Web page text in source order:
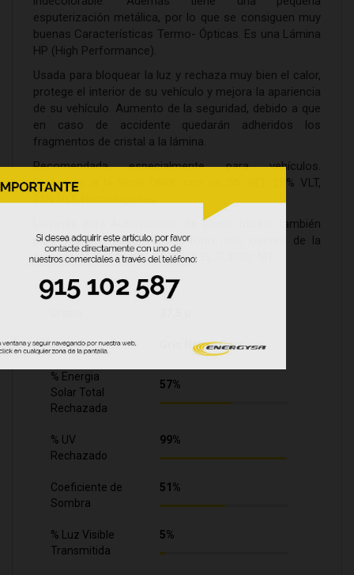
esputerización metálica, por lo que se consiguen muy
buenas Características Termo- Ópticas. Es una Lámina
HP (High Performance).
Usada para bloquear la luz y rechaza muy bien el calor,
protege el interior de su vehículo y mejora la apariencia
de su vehículo. Aumento de la seguridad, debido a que
en caso de accidente quedarán adheridos los
fragmentos de cristal a la lámina.
Recomendada especialmente para vehículos.
Pertenece a la Serie ONIX, con un 5% VLT, 20% VLT,
35% VLT, Homologadas.
Láminas para Automóviles. Se puede utilizar también
para cristales planos. Es el tono más oscuro de la
serie. CLASIFICACIÓN CONTRA EL FUEGO: M1.
Color Gris Negro Onix
% Energia
Solar Total
Rechazada
57%
% UV
Rechazado
99%
Coeficiente de
Sombra
51%
% Luz Visible
Transmitida
5%